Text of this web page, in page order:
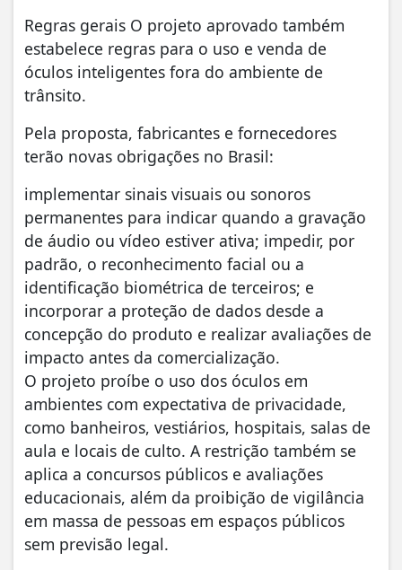
Regras gerais O projeto aprovado também
estabelece regras para o uso e venda de
óculos inteligentes fora do ambiente de
trânsito.
Pela proposta, fabricantes e fornecedores
terão novas obrigações no Brasil:
implementar sinais visuais ou sonoros
permanentes para indicar quando a gravação
de áudio ou vídeo estiver ativa; impedir, por
padrão, o reconhecimento facial ou a
identificação biométrica de terceiros; e
incorporar a proteção de dados desde a
concepção do produto e realizar avaliações de
impacto antes da comercialização.
O projeto proíbe o uso dos óculos em
ambientes com expectativa de privacidade,
como banheiros, vestiários, hospitais, salas de
aula e locais de culto. A restrição também se
aplica a concursos públicos e avaliações
educacionais, além da proibição de vigilância
em massa de pessoas em espaços públicos
sem previsão legal.